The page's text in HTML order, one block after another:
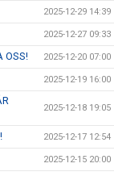
2025-12-29 14:39
2025-12-27 09:33
OSS! 2025-12-20 07:00
2025-12-19 16:00
2025-12-18 19:05
2025-12-17 12:54
2025-12-15 20:00